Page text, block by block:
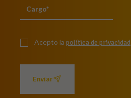
Acepto la política de privacidad
Enviar